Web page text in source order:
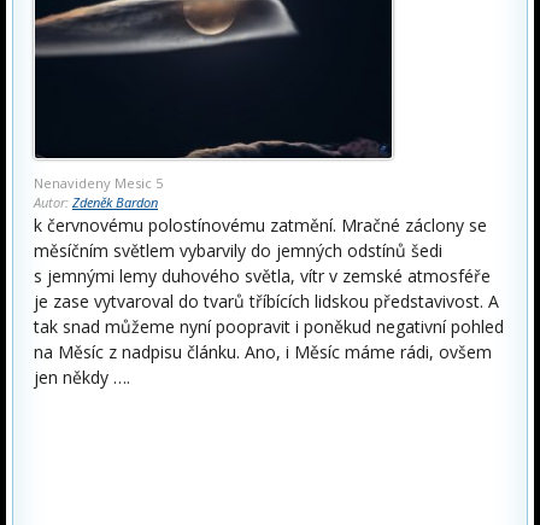
Nenavideny Mesic 5
Autor: Zdeněk Bardon
k červnovému polostínovému zatmění. Mračné záclony se
měsíčním světlem vybarvily do jemných odstínů šedi
s jemnými lemy duhového světla, vítr v zemské atmosféře
je zase vytvaroval do tvarů tříbících lidskou představivost. A
tak snad můžeme nyní poopravit i poněkud negativní pohled
na Měsíc z nadpisu článku. Ano, i Měsíc máme rádi, ovšem
jen někdy ….